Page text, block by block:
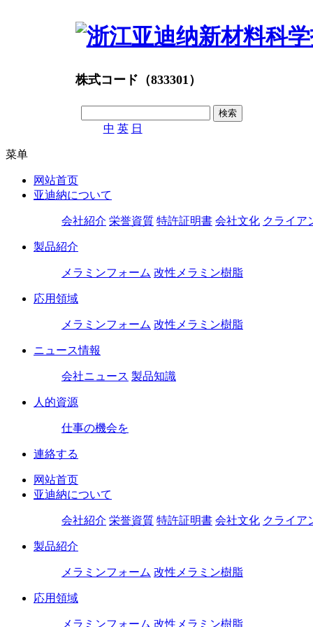
株式コード（833301）
中 英 日
菜单
网站首页
亚迪納について
会社紹介 栄誉資質 特許証明書 会社文化 クライア
製品紹介
メラミンフォーム 改性メラミン樹脂
応用領域
メラミンフォーム 改性メラミン樹脂
ニュース情報
会社ニュース 製品知識
人的資源
仕事の機会を
連絡する
网站首页
亚迪納について
会社紹介 栄誉資質 特許証明書 会社文化 クライア
製品紹介
メラミンフォーム 改性メラミン樹脂
応用領域
メラミンフォーム 改性メラミン樹脂